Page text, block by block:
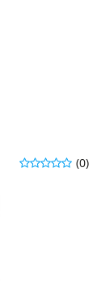
(0)